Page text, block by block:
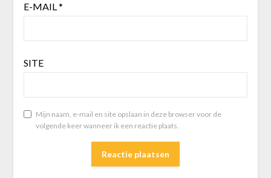
E-MAIL*
SITE
Mijn naam, e-mail en site opslaan in deze browser voor de
volgende keer wanneer ik een reactie plaats.